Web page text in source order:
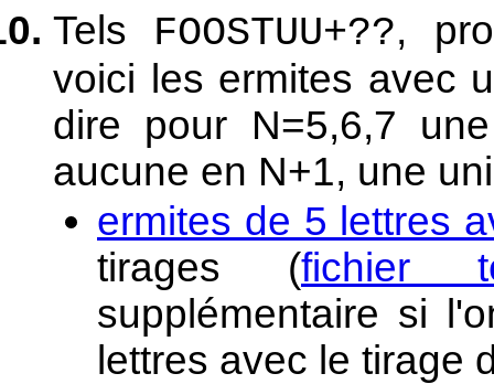
Tels FOOSTUU+??,
voici les ermites avec
dire pour N=5,6,7
aucune en N+1, une
ermites de 5 lettres
tirages (fichier
supplémentaire si
lettres avec le tirage